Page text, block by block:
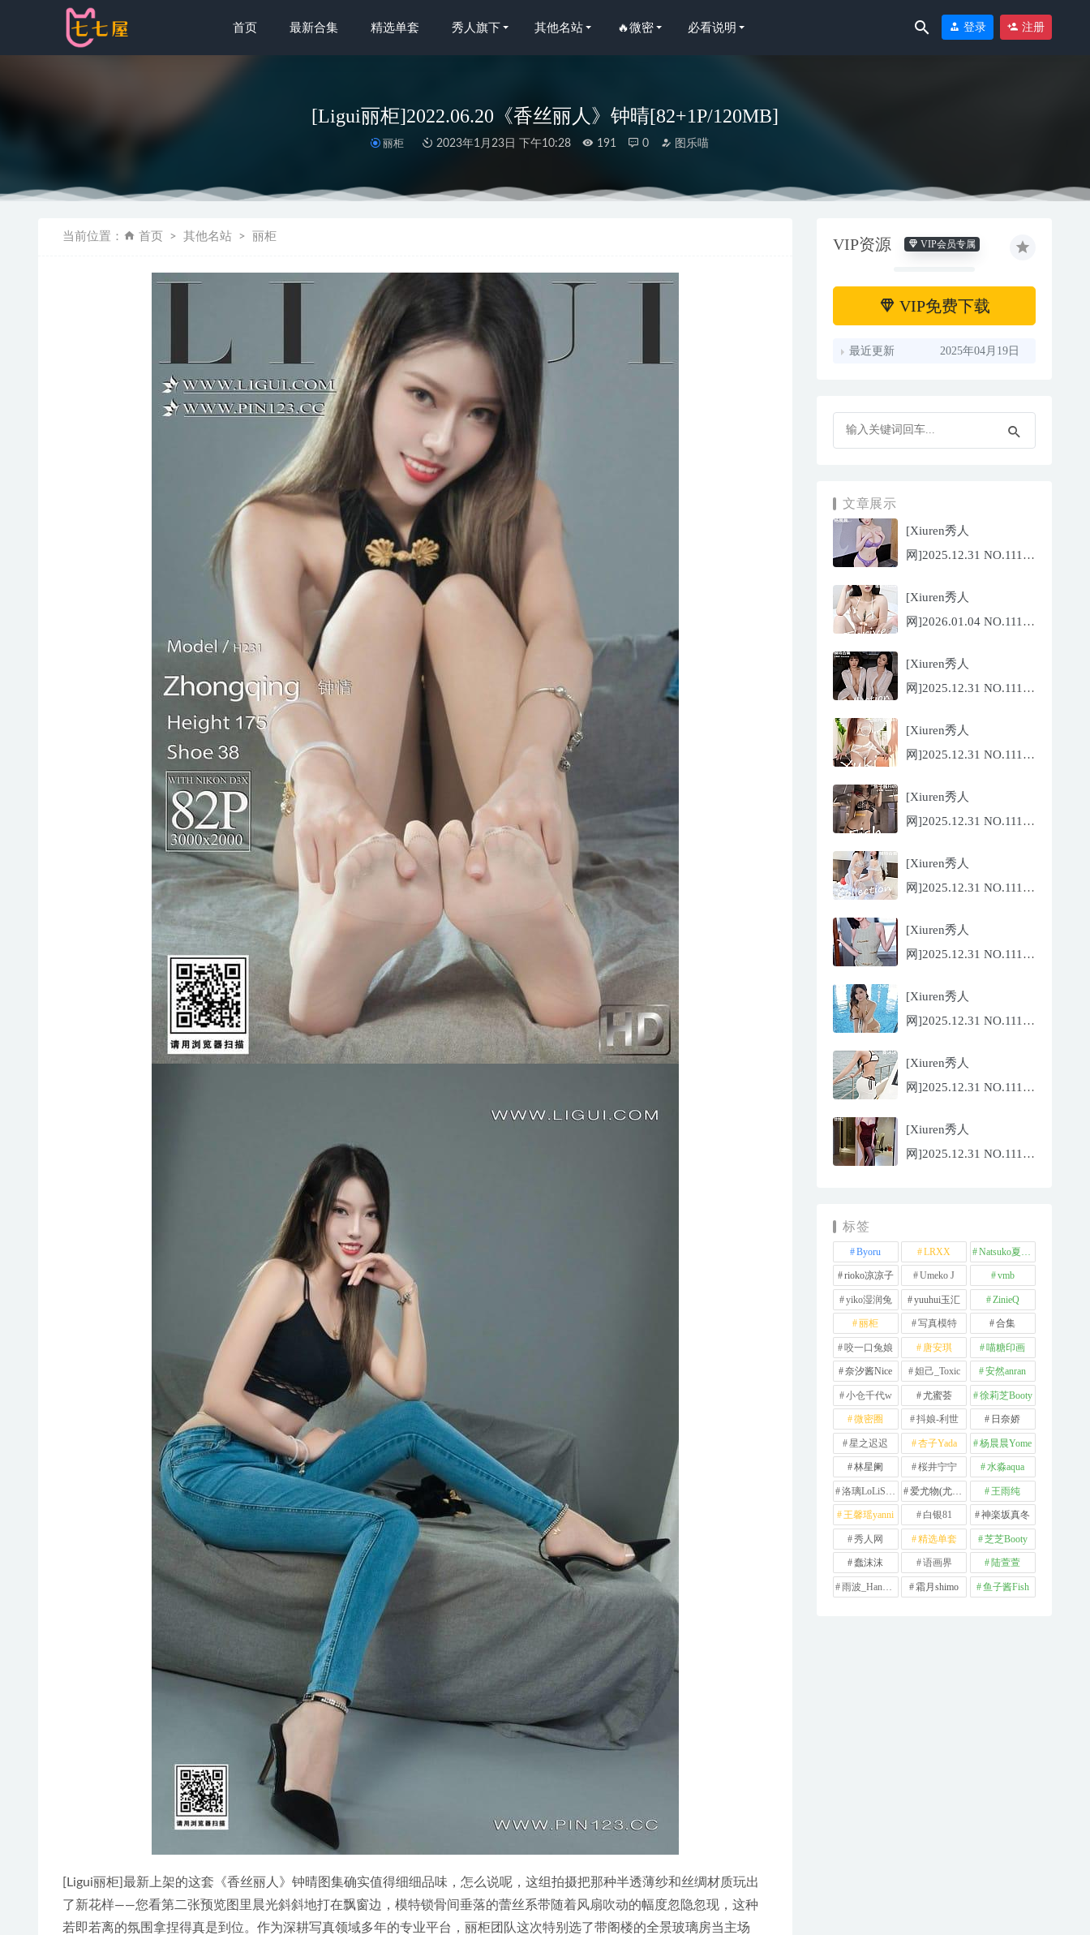
首页 最新合集 精选单套 秀人旗下 其他名站 🔥微密 必看说明 登录 注册
[Ligui丽柜]2022.06.20《香丝丽人》钟晴[82+1P/120MB]
丽柜 2023年1月23日 下午10:28 191 0 图乐喵
当前位置： 首页 其他名站 丽柜
[Ligui丽柜]最新上架的这套《香丝丽人》钟晴图集确实值得细细品味，怎么说呢，这组拍摄把那种半透薄纱和丝绸材质玩出
了新花样——您看第二张预览图里晨光斜斜地打在飘窗边，模特锁骨间垂落的蕾丝系带随着风扇吹动的幅度忽隐忽现，这种
若即若离的氛围拿捏得真是到位。作为深耕写真领域多年的专业平台，丽柜团队这次特别选了带阁楼的全景玻璃房当主场
VIP资源 VIP会员专属
VIP免费下载
最近更新 2025年04月19日
文章展示
[Xiuren秀人
网]2025.12.31 NO.11187
[Xiuren秀人
网]2026.01.04 NO.11189
_Thrive[71P/640.85MB]
[Xiuren秀人
网]2025.12.31 NO.11188
[Xiuren秀人
网]2025.12.31 NO.11185
Yuki[75P/942.33MB]
[Xiuren秀人
网]2025.12.31 NO.11186
Fish[79P/773.17MB]
[Xiuren秀人
网]2025.12.31 NO.11184
[82P/854.18MB]
[Xiuren秀人
网]2025.12.31 NO.11183
[Xiuren秀人
网]2025.12.31 NO.11182
[81P/959.10MB]
[Xiuren秀人
网]2025.12.31 NO.11180
[Xiuren秀人
网]2025.12.31 NO.11181
标签
Byoru LRXX Natsuko夏夏子
rioko凉凉子 Umeko J vmb
yiko湿润兔 yuuhui玉汇 ZinieQ
丽柜 写真模特 合集
咬一口兔娘 唐安琪 喵糖印画
奈汐酱Nice 妲己_Toxic 安然anran
小仓千代w 尤蜜荟 徐莉芝Booty
微密圈 抖娘-利世 日奈娇
星之迟迟 杏子Yada 杨晨晨Yome
林星阑 桜井宁宁 水淼aqua
洛璃LoLiSAMA 爱尤物(尤果网) 王雨纯
王馨瑶yanni 白银81 神楽坂真冬
秀人网 精选单套 芝芝Booty
蠢沫沫 语画界 陆萱萱
雨波_HaneAme 霜月shimo 鱼子酱Fish
星颜社 – 2019.05.05 VOL.119 易阳Silvia[46P136M] 2022-11-07
不呆猫 – NO.050 黑旗袍过膝袜御姐[42P-99MB]
AT鲨 – NO.48 空姐 [84P1V-51MB] 2025-03-11